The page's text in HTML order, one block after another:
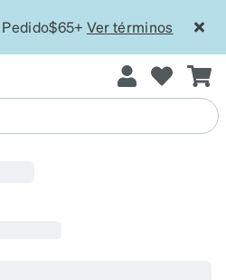
Pedido$65+ Ver términos